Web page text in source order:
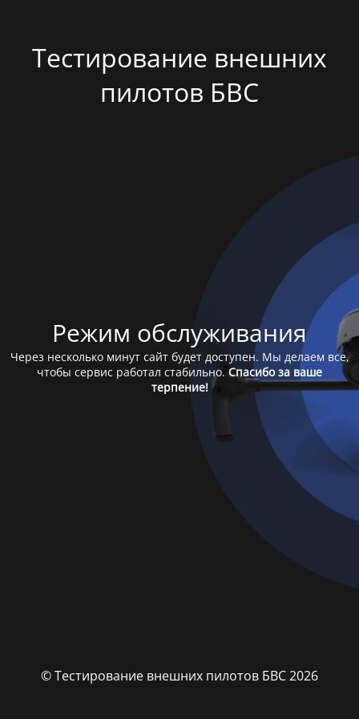
Тестирование внешних
пилотов БВС
Режим обслуживания
Через несколько минут сайт будет доступен. Мы делаем все,
чтобы сервис работал стабильно.Спасибо за ваше
терпение!
© Тестирование внешних пилотов БВС 2026